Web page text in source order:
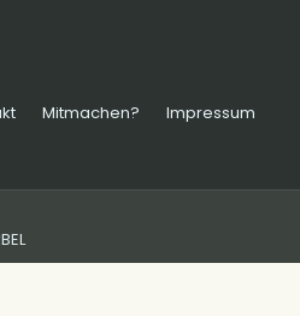
Mitmachen?
Impressum